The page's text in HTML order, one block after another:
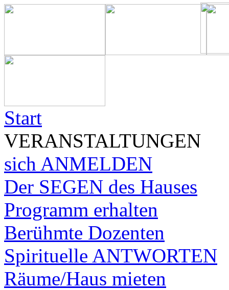
Start
VERANSTALTUNGEN
sich ANMELDEN
Der SEGEN des Hauses
Programm erhalten
Berühmte Dozenten
Spirituelle ANTWORTEN
Räume/Haus mieten